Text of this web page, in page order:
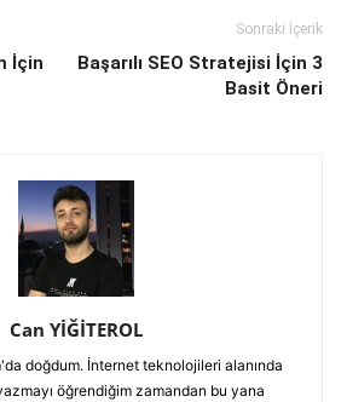
İçin
Sonraki İçerik
Başarılı SEO Stratejisi İçin 3
Basit Öneri
Can YİĞİTEROL
doğdum. İnternet teknolojileri alanında
öğrendiğim zamandan bu yana